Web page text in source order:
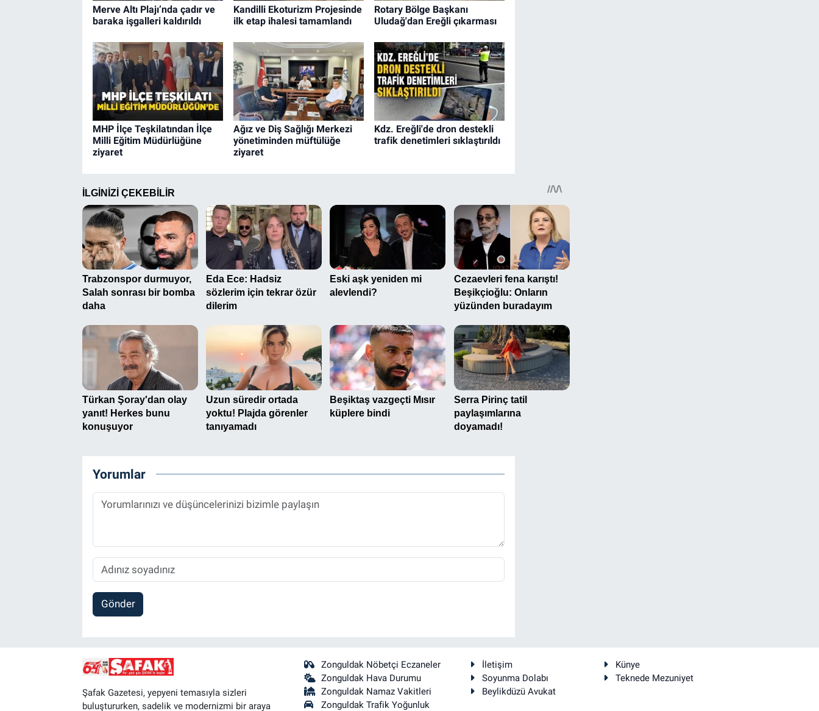
Merve Altı Plajı’nda çadır ve
baraka işgalleri kaldırıldı
Kandilli Ekoturizm Projesinde
ilk etap ihalesi tamamlandı
Rotary Bölge Başkanı
Uludağ'dan Ereğli çıkarması
MHP İlçe Teşkilatından İlçe
Milli Eğitim Müdürlüğüne
ziyaret
Ağız ve Diş Sağlığı Merkezi
yönetiminden müftülüğe
ziyaret
Kdz. Ereğli'de dron destekli
trafik denetimleri sıklaştırıldı
Yorumlar
Gönder
Şafak Gazetesi, yepyeni temasıyla sizleri
buluştururken, sadelik ve modernizmi bir araya
Zonguldak Nöbetçi Eczaneler
Zonguldak Hava Durumu
Zonguldak Namaz Vakitleri
Zonguldak Trafik Yoğunluk
İletişim
Künye
Soyunma Dolabı
Teknede Mezuniyet
Beylikdüzü Avukat